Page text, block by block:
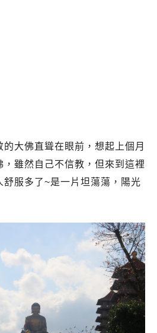
大佛直聳在眼前，想起上個月
，雖然自己不信教，但來到這裡
舒服多了~是一片坦蕩蕩，陽光